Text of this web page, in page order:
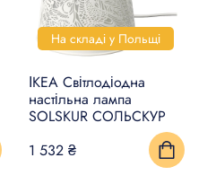
На складі у Польщі
ІКЕА Світлодіодна
настільна лампа
SOLSKUR СОЛЬСКУР
1 532 ₴